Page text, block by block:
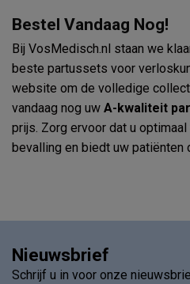
Bestel Vandaag Nog!
Bij VosMedisch.nl staan we
beste partussets voor
website om de volledige
vandaag nog uw A-kwaliteit
prijs. Zorg ervoor dat u
bevalling en biedt uw patiënten
Nieuwsbrief
Schrijf u in voor onze